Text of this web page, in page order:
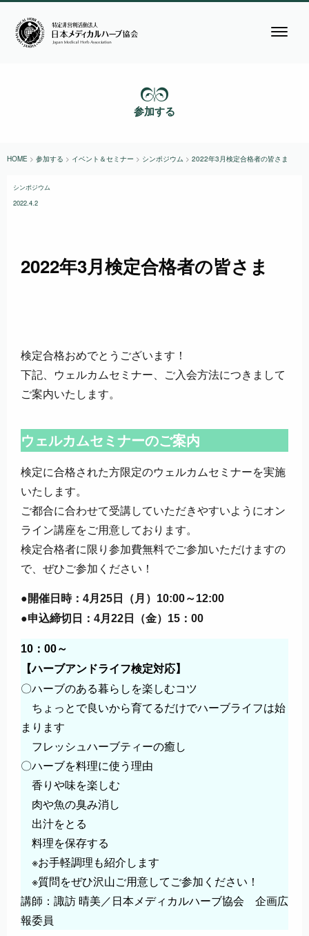
参加する
HOME > 参加する > イベント＆セミナー > シンポジウム > 2022年3月検定合格者の皆さま
シンポジウム
2022.4.2
2022年3月検定合格者の皆さま
検定合格おめでとうございます！
下記、ウェルカムセミナー、ご入会方法につきまして
ご案内いたします。
ウェルカムセミナーのご案内
検定に合格された方限定のウェルカムセミナーを実施
いたします。
ご都合に合わせて受講していただきやすいようにオン
ライン講座をご用意しております。
検定合格者に限り参加費無料でご参加いただけますの
で、ぜひご参加ください！
●開催日時：4月25日（月）10:00～12:00
●申込締切日：4月22日（金）15：00
10：00～
【ハーブアンドライフ検定対応】
〇ハーブのある暮らしを楽しむコツ
ちょっとで良いから育てるだけでハーブライフは始
まります
フレッシュハーブティーの癒し
〇ハーブを料理に使う理由
香りや味を楽しむ
肉や魚の臭み消し
出汁をとる
料理を保存する
※お手軽調理も紹介します
※質問をぜひ沢山ご用意してご参加ください！
講師：諏訪 晴美／日本メディカルハーブ協会 企画広
報委員